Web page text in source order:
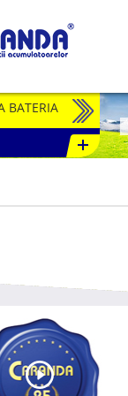
BATERIA
/ Moto
Baterii